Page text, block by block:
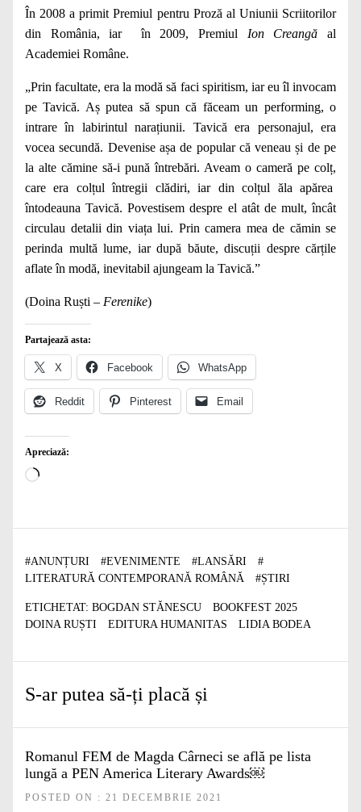
În 2008 a primit Premiul pentru Proză al Uniunii Scriitorilor
din România, iar în 2009, Premiul Ion Creangă al
Academiei Române.
„Prin facultate, era la modă să faci spiritism, iar eu îl invocam
pe Tavică. Aș putea să spun că făceam un performing, o
intrare în labirintul narațiunii. Tavică era personajul, era
vocea secundă. Devenise așa de popular că veneau și de pe
la alte cămine să-i pună întrebări. Aveam o cameră pe colț,
care era colțul întregii clădiri, iar din colțul ăla apărea
întodeauna Tavică. Povestisem despre el atât de mult, încât
circulau detalii din viața lui. Prin camera mea de cămin se
perinda multă lume, iar după băute, discuții despre cărțile
aflate în modă, inevitabil ajungeam la Tavică.”
(Doina Ruști – Ferenike)
Partajează asta:
X Facebook WhatsApp
Reddit Pinterest Email
Apreciază:
Încarc...
#ANUNȚURI #EVENIMENTE #LANSĂRI
#
LITERATURĂ CONTEMPORANĂ ROMÂNĂ
#ȘTIRI
ETICHETAT: BOGDAN STĂNESCU
BOOKFEST 2025
DOINA RUȘTI
EDITURA HUMANITAS LIDIA BODEA
S-ar putea să-ți placă și
Romanul FEM de Magda Cârneci se află pe lista
lungă a PEN America Literary Awards￼
POSTED ON : 21 DECEMBRIE 2021